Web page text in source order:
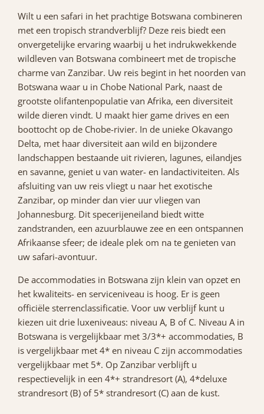
Wilt u een safari in het prachtige Botswana combineren
met een tropisch strandverblijf? Deze reis biedt een
onvergetelijke ervaring waarbij u het indrukwekkende
wildleven van Botswana combineert met de tropische
charme van Zanzibar. Uw reis begint in het noorden van
Botswana waar u in Chobe National Park, naast de
grootste olifantenpopulatie van Afrika, een diversiteit
wilde dieren vindt. U maakt hier game drives en een
boottocht op de Chobe-rivier. In de unieke Okavango
Delta, met haar diversiteit aan wild en bijzondere
landschappen bestaande uit rivieren, lagunes, eilandjes
en savanne, geniet u van water- en landactiviteiten. Als
afsluiting van uw reis vliegt u naar het exotische
Zanzibar, op minder dan vier uur vliegen van
Johannesburg. Dit specerijeneiland biedt witte
zandstranden, een azuurblauwe zee en een ontspannen
Afrikaanse sfeer; de ideale plek om na te genieten van
uw safari-avontuur.
De accommodaties in Botswana zijn klein van opzet en
het kwaliteits- en serviceniveau is hoog. Er is geen
officiële sterrenclassificatie. Voor uw verblijf kunt u
kiezen uit drie luxeniveaus: niveau A, B of C. Niveau A in
Botswana is vergelijkbaar met 3/3*+ accommodaties, B
is vergelijkbaar met 4* en niveau C zijn accommodaties
vergelijkbaar met 5*. Op Zanzibar verblijft u
respectievelijk in een 4*+ strandresort (A), 4*deluxe
strandresort (B) of 5* strandresort (C) aan de kust.